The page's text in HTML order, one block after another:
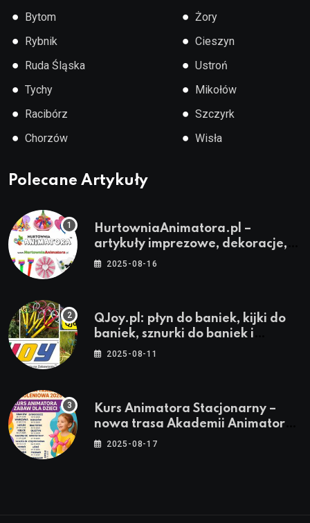
● Bytom
● Rybnik
● Ruda Śląska
● Tychy
● Racibórz
● Chorzów
● Żory
● Cieszyn
● Ustroń
● Mikołów
● Szczyrk
● Wisła
Polecane Artykuły
HurtowniaAnimatora.pl –
artykuły imprezowe, dekoracje,
stroje i akcesoria dla animatorów
2025-08-16
QJoy.pl: płyn do baniek, kijki do
baniek, sznurki do baniek i
zestawy do baniek
2025-08-11
Kurs Animatora Stacjonarny –
nowa trasa Akademii Animatora
– jesień 2025
2025-08-17